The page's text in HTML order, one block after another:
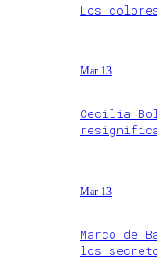
Los
Mar 13
Cecilia
Mar 13
Marco de
los